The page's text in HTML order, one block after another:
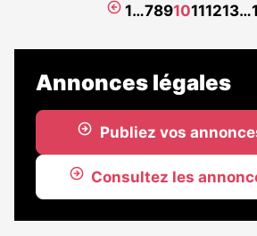
réservé
abonnés
Page
1…78910111213…
Annonces légales
Publiez vos
Consultez les